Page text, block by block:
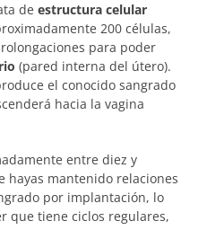
de estructura celular
200 células,
para poder
(pared interna del útero).
el conocido sangrado
hacia la vagina
entre diez y
hayas mantenido relaciones
por implantación, lo
que tiene ciclos regulares,